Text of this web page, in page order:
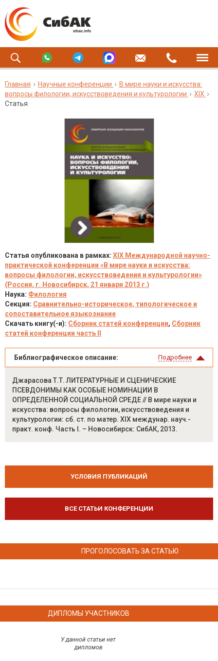
Главная Научные конференции
В мире науки и искусства:
вопросы филологии, искусствоведения и культурологии
XIX
Статья
Статья опубликована в рамках: XIX Международной научно-
практической конференции «В мире науки и искусства:
вопросы филологии, искусствоведения и культурологии»
(Россия, г. Новосибирск, 21 января 2013 г.)
Наука: Филология
Секция: Сравнительно-историческое, типологическое и
сопоставительное языкознание
Скачать книгу(-и): Сборник статей конференции, Сборник
статей конференции часть II
Библиографическое описание: Подробнее
Джарасова Т.Т. ЛИТЕРАТУРНЫЕ И СЦЕНИЧЕСКИЕ
ПСЕВДОНИМЫ КАК ОСОБЫЕ НОМИНАЦИИ В
ОПРЕДЕЛЕННОЙ СОЦИАЛЬНОЙ СРЕДЕ // В мире науки и
искусства: вопросы филологии, искусствоведения и
культурологии: сб. ст. по матер. XIX междунар. науч.-
практ. конф. Часть I. – Новосибирск: СибАК, 2013.
УСЛОВИЯ ПУБЛИКАЦИЙ
ВСЕ СТАТЬИ КОНФЕРЕНЦИИ
ПРОГОЛОСОВАТЬ ЗА СТАТЬЮ
ДИПЛОМЫ УЧАСТНИКОВ
У данной статьи нет
дипломов